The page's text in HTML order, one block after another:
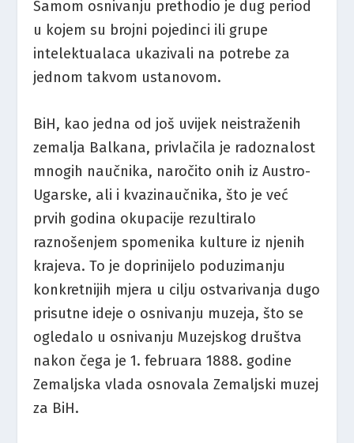
Samom osnivanju prethodio je dug period
u kojem su brojni pojedinci ili grupe
intelektualaca ukazivali na potrebe za
jednom takvom ustanovom.
BiH, kao jedna od još uvijek neistraženih
zemalja Balkana, privlačila je radoznalost
mnogih naučnika, naročito onih iz Austro-
Ugarske, ali i kvazinaučnika, što je već
prvih godina okupacije rezultiralo
raznošenjem spomenika kulture iz njenih
krajeva. To je doprinijelo poduzimanju
konkretnijih mjera u cilju ostvarivanja dugo
prisutne ideje o osnivanju muzeja, što se
ogledalo u osnivanju Muzejskog društva
nakon čega je 1. februara 1888. godine
Zemaljska vlada osnovala Zemaljski muzej
za BiH.